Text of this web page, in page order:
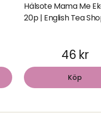
Hälsote Mama Me
20p | English Tea
46 kr
Köp